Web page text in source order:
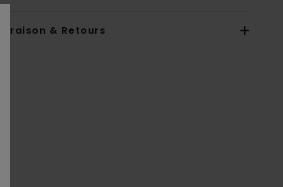
Livraison & Retours